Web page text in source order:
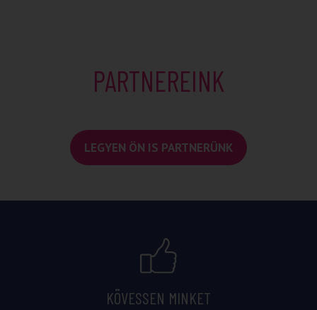
PARTNEREINK
LEGYEN ÖN IS PARTNERÜNK
KÖVESSEN MINKET